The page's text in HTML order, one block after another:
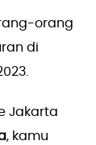
orang
di
Jakarta
, kamu